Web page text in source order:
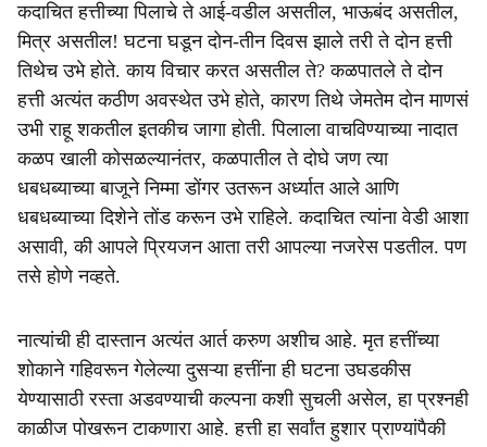
कदाचित हत्तीच्या पिलाचे ते आई-वडील असतील, भाऊबंद असतील,
मित्र असतील! घटना घडून दोन-तीन दिवस झाले तरी ते दोन हत्ती
तिथेच उभे होते. काय विचार करत असतील ते? कळपातले ते दोन
हत्ती अत्यंत कठीण अवस्थेत उभे होते, कारण तिथे जेमतेम दोन माणसं
उभी राहू शकतील इतकीच जागा होती. पिलाला वाचविण्याच्या नादात
कळप खाली कोसळल्यानंतर, कळपातील ते दोघे जण त्या
धबधब्याच्या बाजूने निम्मा डोंगर उतरून अर्ध्यात आले आणि
धबधब्याच्या दिशेने तोंड करून उभे राहिले. कदाचित त्यांना वेडी आशा
असावी, की आपले प्रियजन आता तरी आपल्या नजरेस पडतील. पण
तसे होणे नव्हते.
नात्यांची ही दास्तान अत्यंत आर्त करुण अशीच आहे. मृत हत्तींच्या
शोकाने गहिवरून गेलेल्या दुसऱ्या हत्तींना ही घटना उघडकीस
येण्यासाठी रस्ता अडवण्याची कल्पना कशी सुचली असेल, हा प्रश्नही
काळीज पोखरून टाकणारा आहे. हत्ती हा सर्वांत हुशार प्राण्यांपैकी